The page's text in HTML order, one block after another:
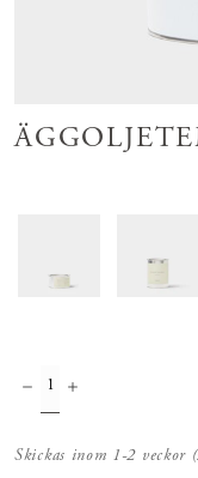
Skickas inom 1-2 veckor